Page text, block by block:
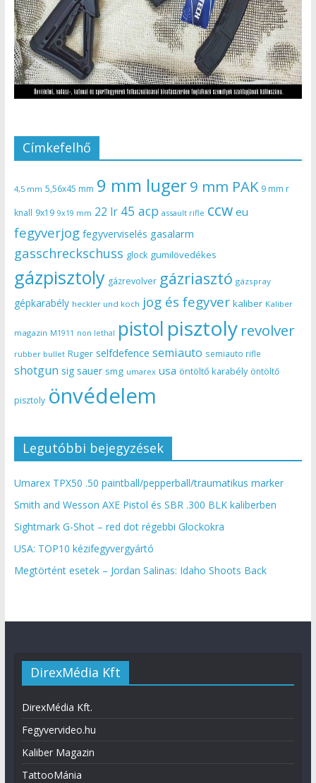
Címkefelhő
4,5 mm 5,56x45 mm 9 mm luger9 mm PAK 9 mm r
knall 9x19 9x19 mm 22 lr 45 acp assault rifle ccw eu
fegyverjog fegyverviselés gasalarm
gasschreckschuss glock gumilövedékes
gázpisztoly gázrevolver gázriasztó gázspray
gépkarabély heckler und koch jog és fegyver kaliber Kaliber
magazin M1911 non lethal pistol pisztoly revolver
rubber bullet Ruger selfdefence semiauto semiauto rifle
shotgun sig sauer smg umarex usa öntöltő karabély öntöltő
pisztoly önvédelem
Legutóbbi bejegyzések
Umarex TPX50 .50 paintball/pepperball/traumatikus marker
Smith and Wesson AXE Pistol és SBR .300 BLK kaliberben
Sightmark G-Shot – red dot régebbi Glockokra
USA: TOP10 kézifegyvergyártó
Megtörtént esetek – Jordan Salinas: Idaho Shoots Back
DirexMédia Kft
DirexMédia Kft.
Fegyvervideo.hu
Kaliber Magazin
TattooMánia